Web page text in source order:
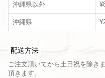
沖縄県以外
沖縄県
配送方法
ご注文頂いてから土日祝を除き
頂きます。